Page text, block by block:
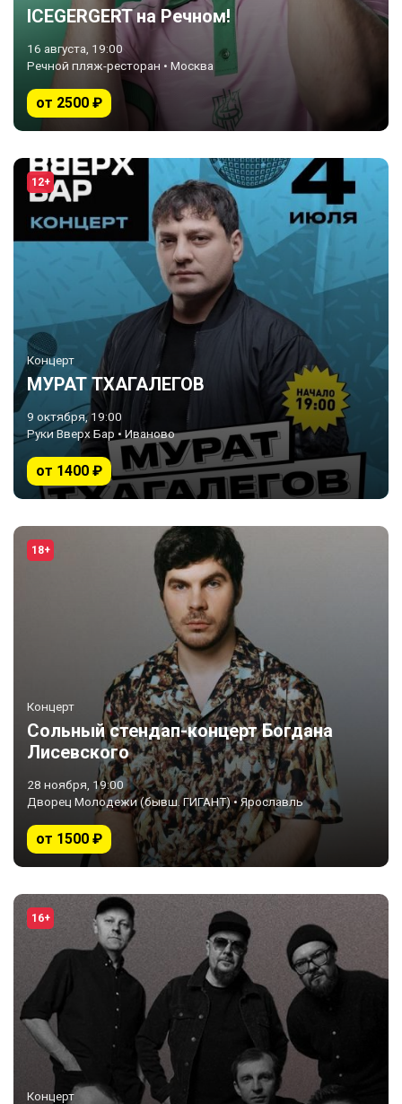
ICEGERGERT на Речном!
16 августа, 19:00
Речной пляж-ресторан • Москва
от 2500 ₽
12+
Концерт
МУРАТ ТХАГАЛЕГОВ
9 октября, 19:00
Руки Вверх Бар • Иваново
от 1400 ₽
18+
Концерт
Сольный стендап-концерт Богдана
Лисевского
28 ноября, 19:00
Дворец Молодежи (бывш. ГИГАНТ) • Ярославль
от 1500 ₽
16+
Концерт